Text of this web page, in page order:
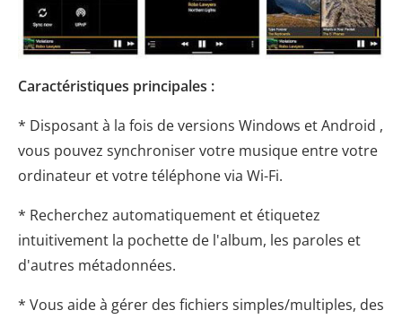
Caractéristiques principales :
* Disposant à la fois de versions Windows et Android ,
vous pouvez synchroniser votre musique entre votre
ordinateur et votre téléphone via Wi-Fi.
* Recherchez automatiquement et étiquetez
intuitivement la pochette de l'album, les paroles et
d'autres métadonnées.
* Vous aide à gérer des fichiers simples/multiples, des